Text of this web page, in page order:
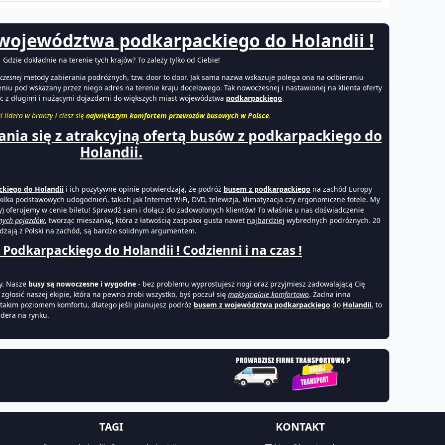
podkarpackiego do Holandii !
Gdzie dokładnie na terenie tych krajów? To zależy tylko od Ciebie!
metody zabierania podróżnych, tzw. door to door. Jak sama nazwa wskazuje polega ona na odbieraniu
pod wskazany przez niego adres na terenie kraju docelowego. Tak nowoczesnej i nastawionej na klienta oferty
długimi i nużącymi dojazdami do większych miast województwa podkarpackiego.
lidera w branży i ciesz się największym komfortem przewozów busowych w Polsce.
się z atrakcyjną ofertą busów z podkarpackiego do
Holandii.
do Holandii i ich pozytywne opinie potwierdzają, że podróż busem z podkarpackiego na zachód Europy
podstawowych udogodnień, takich jak Internet WiFi, DVD, telewizja, klimatyzacja czy ergonomiczne fotele. My
oferujemy w cenie biletu! Sprawdź sam i dołącz do zadowolonych klientów! To właśnie u nas doświadczenie
pojazdów, tworząc mieszankę, która z łatwością zaspokoi gusta nawet najbardziej wybrednych podróżnych. 20
z Polski na zachód, są bardzo solidnym argumentem.
do Holandii ! Codzienni i na czas !
Nasze busy są nowoczesne i wygodne - bez problemu wyprostujesz nogi oraz przyjmiesz zadowalającą Cię
naszej ekipie, która na pewno zrobi wszystko, byś poczuł się maksymalnie komfortowo. Żadna inna
poziomem komfortu, dlatego jeśli planujesz podróż busem z województwa podkarpackiego do Holandii, to
na rynku.
TAGI KONTAKT